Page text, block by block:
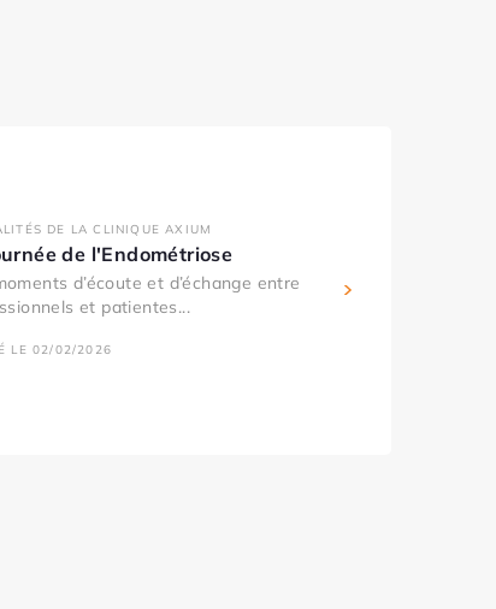
DE LA CLINIQUE AXIUM
de l'Endométriose
d’écoute et d’échange entre
et patientes...
LE 02/02/2026